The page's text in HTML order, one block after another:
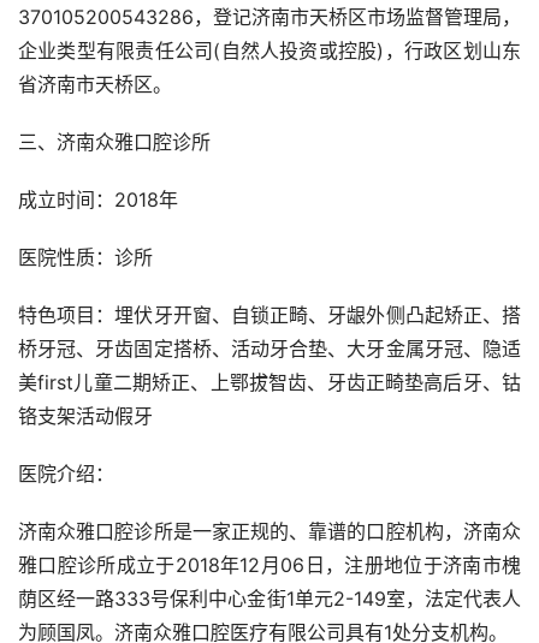
370105200543286，登记济南市天桥区市场监督管理局，
企业类型有限责任公司(自然人投资或控股)，行政区划山东
省济南市天桥区。
三、济南众雅口腔诊所
成立时间：2018年
医院性质：诊所
特色项目：埋伏牙开窗、自锁正畸、牙龈外侧凸起矫正、搭
桥牙冠、牙齿固定搭桥、活动牙合垫、大牙金属牙冠、隐适
美first儿童二期矫正、上鄂拔智齿、牙齿正畸垫高后牙、钴
铬支架活动假牙
医院介绍：
济南众雅口腔诊所是一家正规的、靠谱的口腔机构，济南众
雅口腔诊所成立于2018年12月06日，注册地位于济南市槐
荫区经一路333号保利中心金街1单元2-149室，法定代表人
为顾国凤。济南众雅口腔医疗有限公司具有1处分支机构。